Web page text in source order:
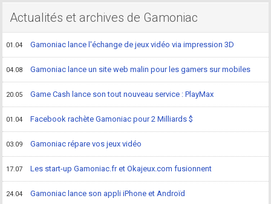
Actualités et archives de Gamoniac
01.04 Gamoniac lance l'échange de jeux vidéo via impression 3D
04.08 Gamoniac lance un site web malin pour les gamers sur mobiles
20.05 Game Cash lance son tout nouveau service : PlayMax
01.04 Facebook rachète Gamoniac pour 2 Milliards $
03.09 Gamoniac répare vos jeux vidéo
17.07 Les start-up Gamoniac.fr et Okajeux.com fusionnent
24.04 Gamoniac lance son appli iPhone et Androïd